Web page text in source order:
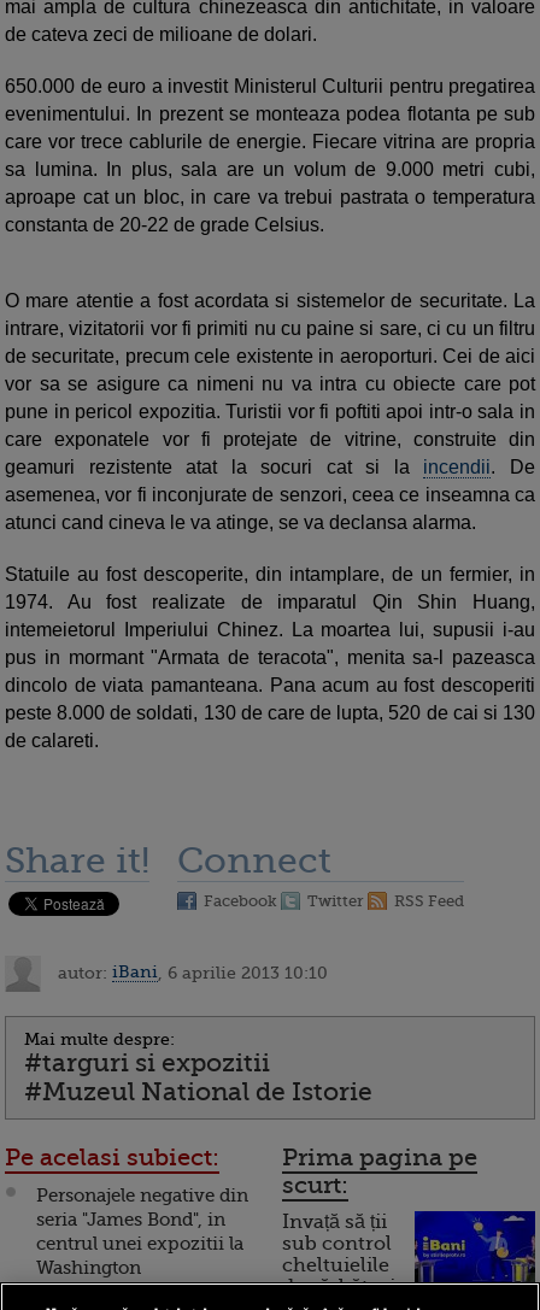
mai ampla de cultura chinezeasca din antichitate, in valoare
de cateva zeci de milioane de dolari.
650.000 de euro a investit Ministerul Culturii pentru pregatirea
evenimentului. In prezent se monteaza podea flotanta pe sub
care vor trece cablurile de energie. Fiecare vitrina are propria
sa lumina. In plus, sala are un volum de 9.000 metri cubi,
aproape cat un bloc, in care va trebui pastrata o temperatura
constanta de 20-22 de grade Celsius.
O mare atentie a fost acordata si sistemelor de securitate. La
intrare, vizitatorii vor fi primiti nu cu paine si sare, ci cu un filtru
de securitate, precum cele existente in aeroporturi. Cei de aici
vor sa se asigure ca nimeni nu va intra cu obiecte care pot
pune in pericol expozitia. Turistii vor fi poftiti apoi intr-o sala in
care exponatele vor fi protejate de vitrine, construite din
geamuri rezistente atat la socuri cat si la incendii. De
asemenea, vor fi inconjurate de senzori, ceea ce inseamna ca
atunci cand cineva le va atinge, se va declansa alarma.
Statuile au fost descoperite, din intamplare, de un fermier, in
1974. Au fost realizate de imparatul Qin Shin Huang,
intemeietorul Imperiului Chinez. La moartea lui, supusii i-au
pus in mormant "Armata de teracota", menita sa-l pazeasca
dincolo de viata pamanteana. Pana acum au fost descoperiti
peste 8.000 de soldati, 130 de care de lupta, 520 de cai si 130
de calareti.
Share it! Connect
Facebook Twitter RSS Feed
autor: iBani , 6 aprilie 2013 10:10
Mai multe despre:
#targuri si expozitii
#Muzeul National de Istorie
Pe acelasi subiect:
Personajele negative din
seria "James Bond", in
centrul unei expozitii la
Washington
Prima pagina pe
scurt:
Invață să ții
sub control
cheltuielile
de sărbători.